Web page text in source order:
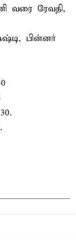
வரை ரேவதி,
பின்னர்